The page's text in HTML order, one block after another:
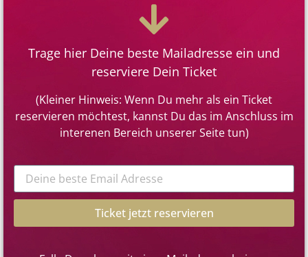
Trage hier Deine beste Mailadresse ein und
reserviere Dein Ticket
(Kleiner Hinweis: Wenn Du mehr als ein Ticket
reservieren möchtest, kannst Du das im Anschluss im
interenen Bereich unserer Seite tun)
Ticket jetzt reservieren